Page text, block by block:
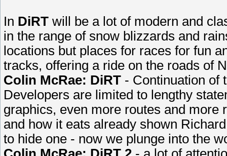
In DiRT will be a lot of modern and
in the range of snow blizzards and
locations but places for races for fun
tracks, offering a ride on the roads of
Colin McRae: DiRT - Continuation of
Developers are limited to lengthy
graphics, even more routes and
and how it eats already shown
to hide one - now we plunge into the